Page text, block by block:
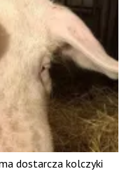
dostarcza kolczyki